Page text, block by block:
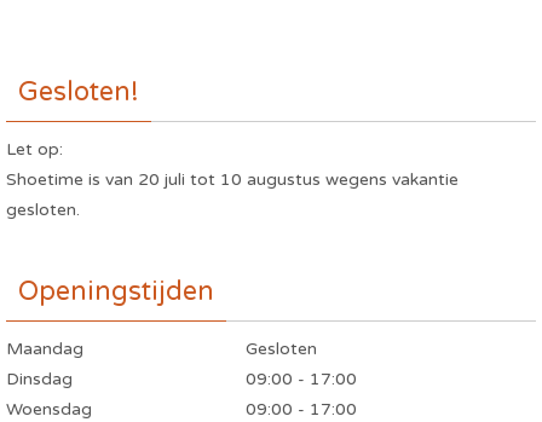
Gesloten!
Let op:
Shoetime is van 20 juli tot 10 augustus wegens vakantie
gesloten.
Openingstijden
Maandag
Gesloten
Dinsdag
09:00 - 17:00
Woensdag
09:00 - 17:00